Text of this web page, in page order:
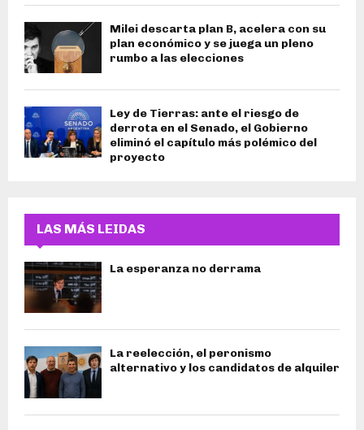
Milei descarta plan B, acelera con su
plan económico y se juega un pleno
rumbo a las elecciones
Ley de Tierras: ante el riesgo de
derrota en el Senado, el Gobierno
eliminó el capítulo más polémico del
proyecto
LAS MÁS LEIDAS
La esperanza no derrama
La reelección, el peronismo
alternativo y los candidatos de alquiler